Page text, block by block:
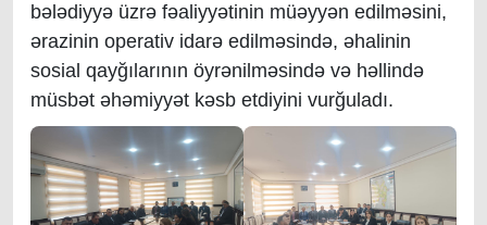
bələdiyyə üzrə fəaliyyətinin müəyyən edilməsini,
ərazinin operativ idarə edilməsində, əhalinin
sosial qayğılarının öyrənilməsində və həllində
müsbət əhəmiyyət kəsb etdiyini vurğuladı.